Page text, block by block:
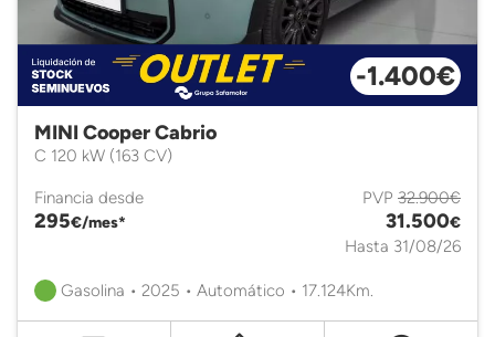
-1.400€
MINI Cooper Cabrio
C 120 kW (163 CV)
Financia desde
295€/mes*
PVP 32.900€
31.500€
Hasta 31/08/26
Gasolina • 2025 • Automático • 17.124Km.